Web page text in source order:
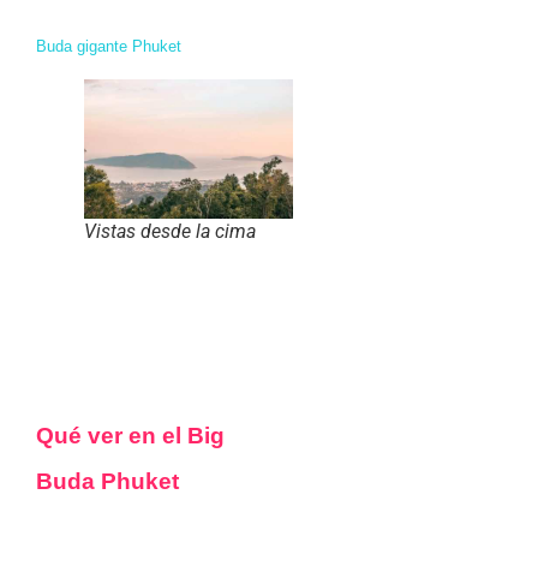
Buda gigante Phuket
Vistas desde la cima
Qué ver en el Big
Buda Phuket